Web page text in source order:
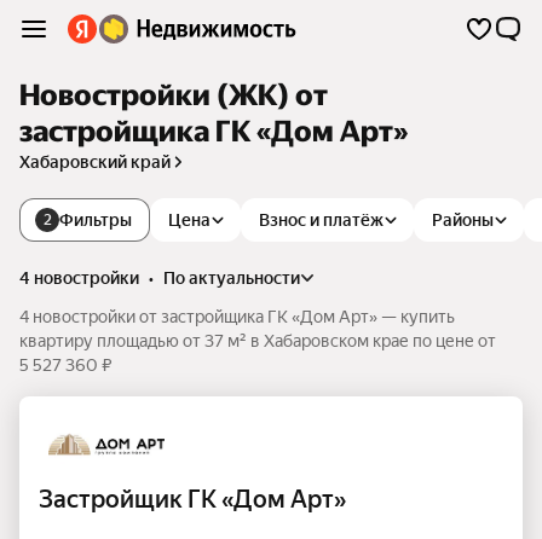
Новостройки (ЖК) от
застройщика ГК «Дом Арт»
Хабаровский край
2 Фильтры Цена Взнос и платёж Районы
4 новостройки •
по актуальности
4 новостройки от застройщика ГК «Дом Арт» — купить
квартиру площадью от 37 м² в Хабаровском крае по цене от
5 527 360 ₽
Застройщик ГК «Дом Арт»